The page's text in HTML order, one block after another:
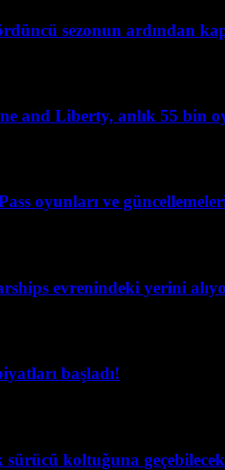
sezonun ardından
and Liberty, anlık 55 bin
oyunları ve
evrenindeki yerini
başladı!
koltuğuna